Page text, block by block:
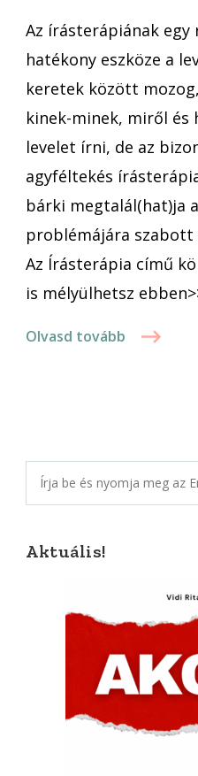
Az írásterápiának
hatékony eszköze a
keretek között
kinek-minek, miről és
levelet írni, de az
agyféltekés
bárki megtalál(hat)ja
problémájára szabott
Az Írásterápia című
is mélyülhetsz
Olvasd tovább
Keresés:
Aktuális!